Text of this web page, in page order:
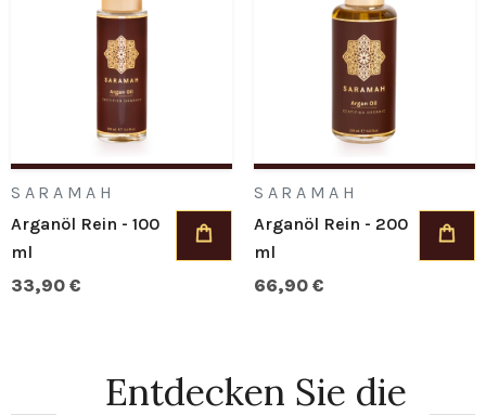
SARAMAH
Arganöl Rein - 100
ml
33,90 €
SARAMAH
Arganöl Rein - 200
ml
66,90 €
Entdecken Sie die